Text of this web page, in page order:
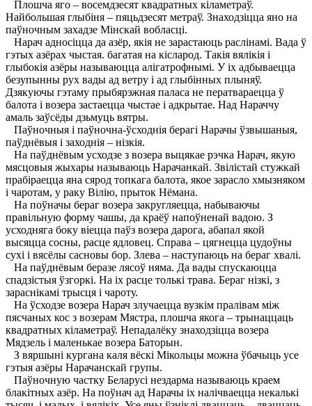
Плошча яго – восемдзесят квадратных кіламетраў.
Найбольшая глыбіня – пяцьдзесят метраў. Знаходзіцца яно на
паўночным захадзе Мінскай вобласці.
Нарач адносіцца да азёр, якія не зарастаюць раслінамі. Вада ў
гэтых азёрах чыстая. багатая на кісларод. Такія вялікія і
глыбокія азёры называюцца алігатрофнымі. У іх адбываецца
безупынны рух вады ад ветру і ад глыбінных плыняў.
Дзякуючы гэтаму прыбярэжная паласа не ператвараецца ў
балота і возера застаецца чыстае і адкрытае. Над Нараччу
амаль заўсёды дзьмуць вятры.
Паўночныя і паўночна-ўсходнія берагі Нарачы ўзвышаныя,
паўднёвыя і заходнія – нізкія.
На паўднёвым усходзе з возера выцякае рэчка Нарач, якую
мясцовыя жыхары называюць Нарачанкай. Звілістай стужкай
прабіраецца яна сярод топкага балота, якое зарасло хмызняком
і чаротам, у раку Вілію, прыток Нёмана.
На поўначы бераг возера закругляецца, набываючы
правільную форму чашы, да краёў напоўненай вадою. З
усходняга боку віецца паўз возера дарога, абапал якой
высяцца сосны, расце ядловец. Справа – цягнецца цудоўны
сухі і вясёлы сасновы бор. Злева – наступаюць на бераг хвалі.
На паўднёвым беразе лясоў няма. Да вады спускаюцца
спадзістыя ўзгоркі. На іх расце толькі трава. Бераг нізкі, з
зараснікамі трысця і чароту.
На ўсходзе возера Нарач злучаецца вузкім пралівам між
пясчаных кос з возерам Мястра, плошча якога – трынаццаць
квадратных кіламетраў. Непадалёку знаходзіцца возера
Мядзель і маленькае возера Баторын.
З вяршыні кургана каля вёскі Мікольцы можна ўбачыць усе
гэтыя азёры Нарачанскай групы.
Паўночную частку Беларусі нездарма называюць краем
блакітных азёр. На поўнач ад Нарачы іх налічваецца некалькі